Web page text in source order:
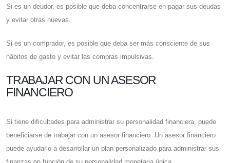
Si es un deudor, es posible que deba concentrarse en pagar sus deudas
y evitar otras nuevas.
Si es un comprador, es posible que deba ser más consciente de sus
hábitos de gasto y evitar las compras impulsivas.
TRABAJAR CON UN ASESOR
FINANCIERO
Si tiene dificultades para administrar su personalidad financiera, puede
beneficiarse de trabajar con un asesor financiero. Un asesor financiero
puede ayudarlo a desarrollar un plan personalizado para administrar sus